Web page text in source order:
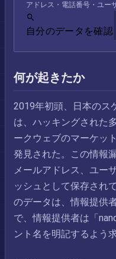
アドレス・電話番号・ユー
自分のデータを確認
何が起きたか
2019年初頭、日本のス
は、ハッキングされた
ークウェブのマーケッ
発見された。この情報
メールアドレス、ユー
ッシュとして保存され
のデータは、情報提供
で、情報提供者は「
ント名を明記するよう